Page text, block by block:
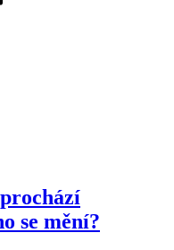
se mění?